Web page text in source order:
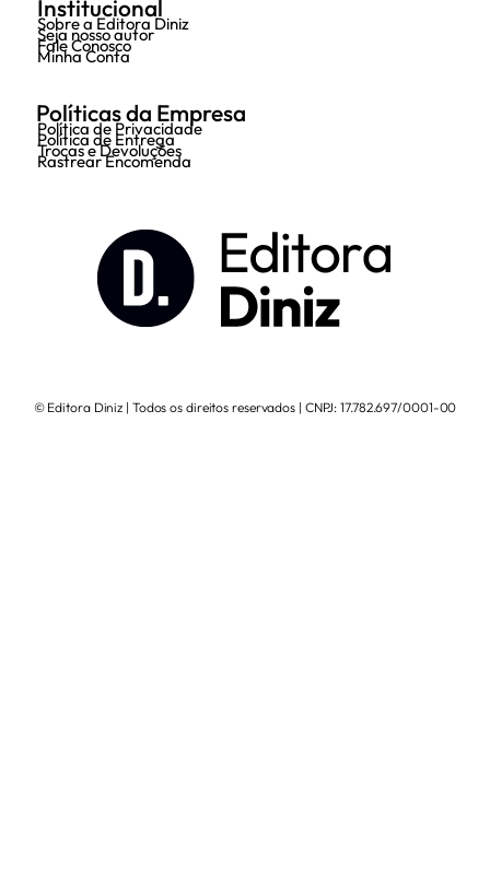
Institucional
Sobre a Editora Diniz
Seja nosso autor
Fale Conosco
Minha Conta
Políticas da Empresa
Política de Privacidade
Política de Entrega
Trocas e Devoluções
Rastrear Encomenda
© Editora Diniz | Todos os direitos reservados | CNPJ: 17.782.697/0001-00